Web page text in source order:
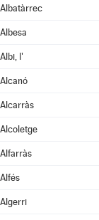
Albatàrrec
Albesa
Albi, l'
Alcanó
Alcarràs
Alcoletge
Alfarràs
Alfés
Algerri